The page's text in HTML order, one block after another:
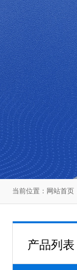
当前位置： 网站首页
产品列表